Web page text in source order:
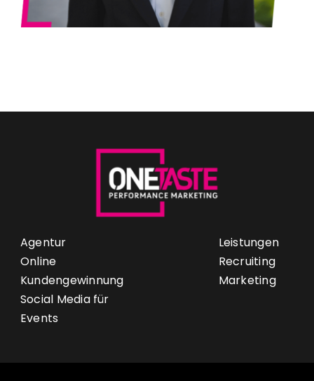
Agentur
Online
Kundengewinnung
Social Media für
Events
Leistungen
Recruiting
Marketing